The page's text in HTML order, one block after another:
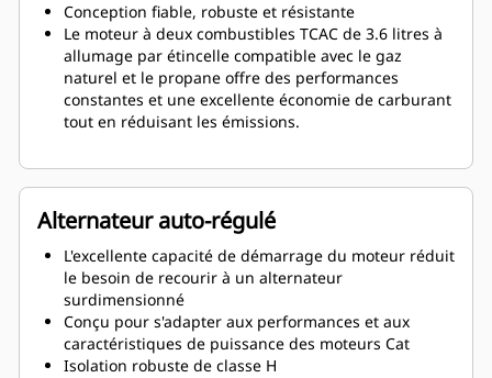
Conception fiable, robuste et résistante
Le moteur à deux combustibles TCAC de 3.6 litres à
allumage par étincelle compatible avec le gaz
naturel et le propane offre des performances
constantes et une excellente économie de carburant
tout en réduisant les émissions.
Alternateur auto-régulé
L'excellente capacité de démarrage du moteur réduit
le besoin de recourir à un alternateur
surdimensionné
Conçu pour s'adapter aux performances et aux
caractéristiques de puissance des moteurs Cat
Isolation robuste de classe H